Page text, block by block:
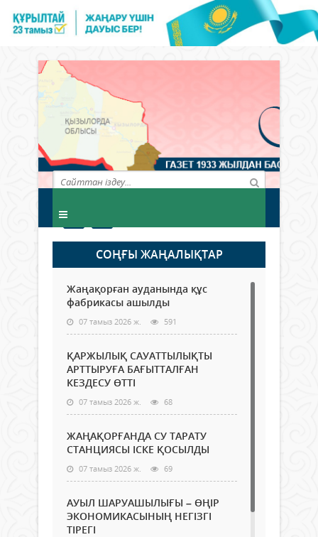
СОҢҒЫ ЖАҢАЛЫҚТАР
Жаңақорған ауданында құс
фабрикасы ашылды
07 тамыз 2026 ж. 591
ҚАРЖЫЛЫҚ САУАТТЫЛЫҚТЫ
АРТТЫРУҒА БАҒЫТТАЛҒАН
КЕЗДЕСУ ӨТТІ
07 тамыз 2026 ж. 68
ЖАҢАҚОРҒАНДА СУ ТАРАТУ
СТАНЦИЯСЫ ІСКЕ ҚОСЫЛДЫ
07 тамыз 2026 ж. 69
АУЫЛ ШАРУАШЫЛЫҒЫ – ӨҢІР
ЭКОНОМИКАСЫНЫҢ НЕГІЗГІ
ТІРЕГІ